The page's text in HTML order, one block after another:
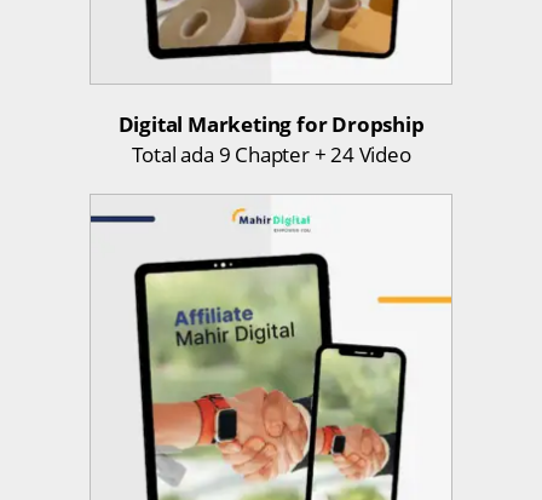
Digital Marketing for Dropship
Total ada 9 Chapter + 24 Video